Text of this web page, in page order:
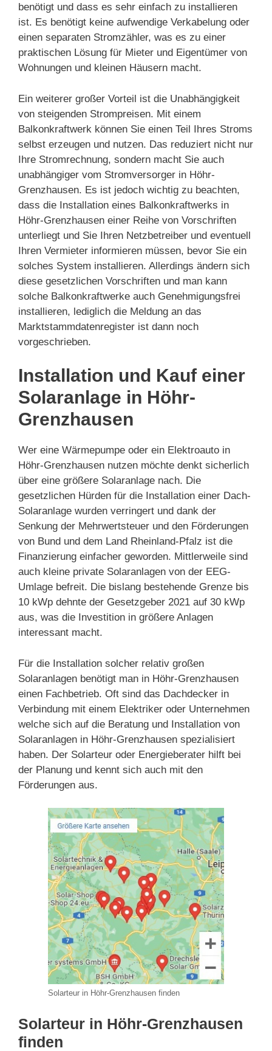
benötigt und dass es sehr einfach zu installieren
ist. Es benötigt keine aufwendige Verkabelung oder
einen separaten Stromzähler, was es zu einer
praktischen Lösung für Mieter und Eigentümer von
Wohnungen und kleinen Häusern macht.
Ein weiterer großer Vorteil ist die Unabhängigkeit
von steigenden Strompreisen. Mit einem
Balkonkraftwerk können Sie einen Teil Ihres Stroms
selbst erzeugen und nutzen. Das reduziert nicht nur
Ihre Stromrechnung, sondern macht Sie auch
unabhängiger vom Stromversorger in Höhr-
Grenzhausen. Es ist jedoch wichtig zu beachten,
dass die Installation eines Balkonkraftwerks in
Höhr-Grenzhausen einer Reihe von Vorschriften
unterliegt und Sie Ihren Netzbetreiber und eventuell
Ihren Vermieter informieren müssen, bevor Sie ein
solches System installieren. Allerdings ändern sich
diese gesetzlichen Vorschriften und man kann
solche Balkonkraftwerke auch Genehmigungsfrei
installieren, lediglich die Meldung an das
Marktstammdatenregister ist dann noch
vorgeschrieben.
Installation und Kauf einer
Solaranlage in Höhr-
Grenzhausen
Wer eine Wärmepumpe oder ein Elektroauto in
Höhr-Grenzhausen nutzen möchte denkt sicherlich
über eine größere Solaranlage nach. Die
gesetzlichen Hürden für die Installation einer Dach-
Solaranlage wurden verringert und dank der
Senkung der Mehrwertsteuer und den Förderungen
von Bund und dem Land Rheinland-Pfalz ist die
Finanzierung einfacher geworden. Mittlerweile sind
auch kleine private Solaranlagen von der EEG-
Umlage befreit. Die bislang bestehende Grenze bis
10 kWp dehnte der Gesetzgeber 2021 auf 30 kWp
aus, was die Investition in größere Anlagen
interessant macht.
Für die Installation solcher relativ großen
Solaranlagen benötigt man in Höhr-Grenzhausen
einen Fachbetrieb. Oft sind das Dachdecker in
Verbindung mit einem Elektriker oder Unternehmen
welche sich auf die Beratung und Installation von
Solaranlagen in Höhr-Grenzhausen spezialisiert
haben. Der Solarteur oder Energieberater hilft bei
der Planung und kennt sich auch mit den
Förderungen aus.
Solarteur in Höhr-Grenzhausen finden
Solarteur in Höhr-Grenzhausen
finden